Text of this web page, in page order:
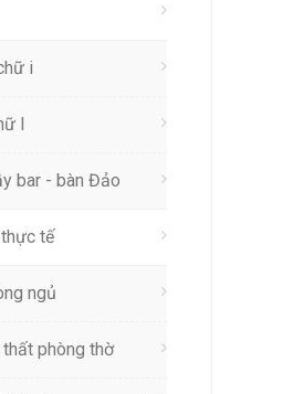
i
l
bar - bàn Đảo
tế
ngủ
phòng thờ